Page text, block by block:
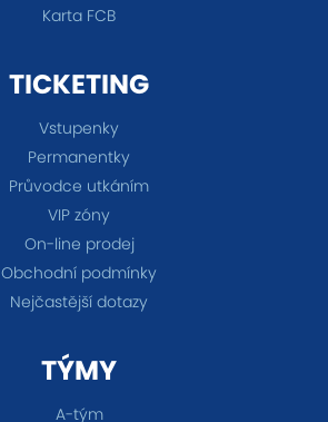
Karta FCB
TICKETING
Vstupenky
Permanentky
Průvodce utkáním
VIP zóny
On-line prodej
Obchodní podmínky
Nejčastější dotazy
TÝMY
A-tým